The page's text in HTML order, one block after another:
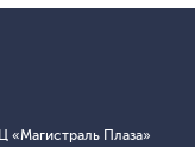
«Магистраль Плаза»